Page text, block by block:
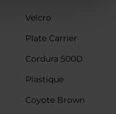
Velcro
Plate Carrier
Cordura 500D
Plastique
Coyote Brown